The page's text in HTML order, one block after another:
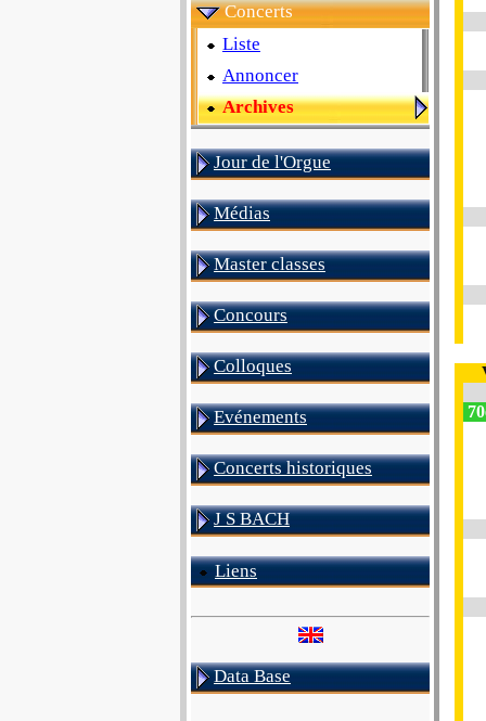
Concerts
Liste
Annoncer
Archives
Jour de l'Orgue
Médias
Master classes
Concours
Colloques
Evénements
Concerts historiques
J S BACH
Liens
Data Base